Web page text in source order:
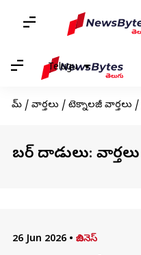
Telugu
హోమ్ / వార్తలు / టెక్నాలజీ వార్తలు /
సైబర్ దాడులు: వార్తలు
26 Jun 2026 • బిజినెస్